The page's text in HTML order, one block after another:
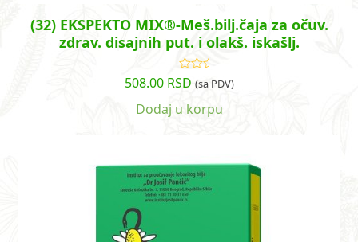
(32) EKSPEKTO MIX®-Meš.bilj.čaja za očuv.
zdrav. disajnih put. i olakš. iskašlj.
Ocenjeno
sa5.00od
508.00 RSD (sa PDV)
Dodaj u korpu